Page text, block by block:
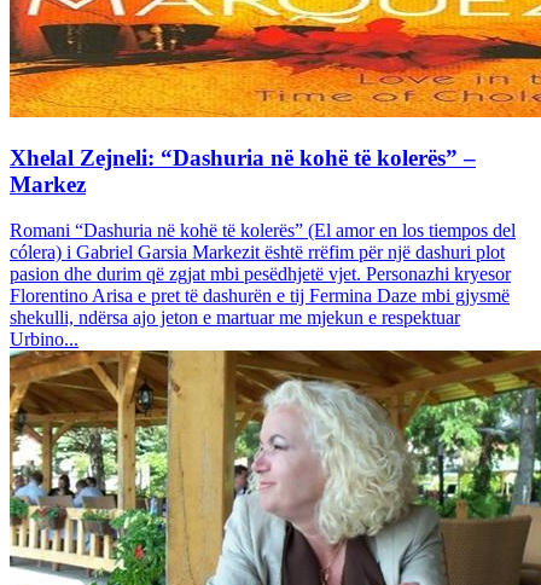
Xhelal Zejneli: “Dashuria në kohë të kolerës” –
Markez
Romani “Dashuria në kohë të kolerës” (El amor en los tiempos del
cólera) i Gabriel Garsia Markezit është rrëfim për një dashuri plot
pasion dhe durim që zgjat mbi pesëdhjetë vjet. Personazhi kryesor
Florentino Arisa e pret të dashurën e tij Fermina Daze mbi gjysmë
shekulli, ndërsa ajo jeton e martuar me mjekun e respektuar
Urbino...